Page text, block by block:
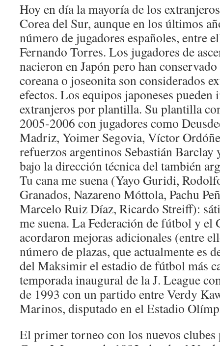
Hoy en día la mayoría de los
Corea del Sur, aunque en los últimos
número de jugadores españoles, entre
Fernando Torres. Los jugadores de
nacieron en Japón pero han
coreana o joseonita son considerados
efectos. Los equipos japoneses
extranjeros por plantilla. Su plantilla
2005-2006 con jugadores como
Madriz, Yoimer Segovia, Víctor
refuerzos argentinos Sebastián
bajo la dirección técnica del también
Tu cana me suena (Yayo Guridi,
Granados, Nazareno Móttola, Pachu
Marcelo Ruiz Díaz, Ricardo Streiff):
me suena. La Federación de fútbol y el
acordaron mejoras adicionales (entre
número de plazas, que actualmente es
del Maksimir el estadio de fútbol más
temporada inaugural de la J. League
de 1993 con un partido entre Verdy
Marinos, disputado en el Estadio
El primer torneo con los nuevos